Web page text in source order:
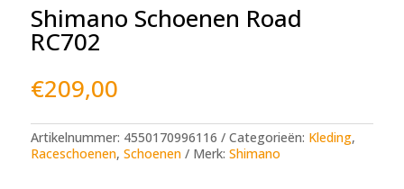
Shimano Schoenen Road
RC702
€209,00
Artikelnummer: 4550170996116 Categorieën: Kleding,
Raceschoenen, Schoenen Merk: Shimano